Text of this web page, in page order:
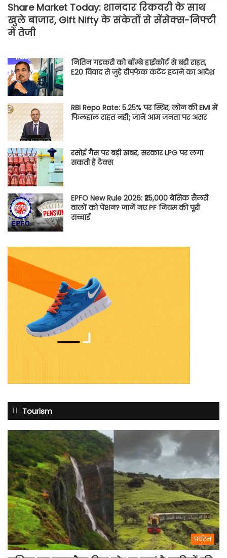
Share Market Today: शानदार रिकवरी के साथ
खुले बाजार, Gift Nifty के संकेतों से सेंसेक्स-निफ्टी
में तेजी
नितिन गडकरी को बॉम्बे हाईकोर्ट से बड़ी राहत,
E20 विवाद से जुड़े डीपफेक कंटेंट हटाने का आदेश
RBI Repo Rate: 5.25% पर स्थिर, लोन की EMI में
फिलहाल राहत नहीं; जानें आम जनता पर असर
रसोई गैस पर बड़ी खबर, सरकार LPG पर लगा
सकती है टैक्स
EPFO New Rule 2026: ₹25,000 बेसिक सैलरी
वालों को पेंशन? जानें नए PF नियम की पूरी
सच्चाई
Tourism
पर्यटन